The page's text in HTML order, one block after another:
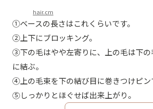
hair.cm
①ベースの長さはこれくらいです。
②上下にブロッキング。
③下の毛はやや左寄りに、上の毛は下の
に結ぶ。
④上の毛束を下の結び目に巻きつけピン
⑤しっかりとほぐせば出来上がり。